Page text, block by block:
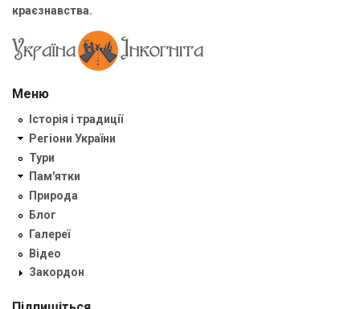
краєзнавства.
Меню
Історія і традиції
Регіони України
Тури
Пам'ятки
Природа
Блог
Галереї
Відео
Закордон